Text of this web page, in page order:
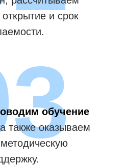
и срок
обучение
также оказываем